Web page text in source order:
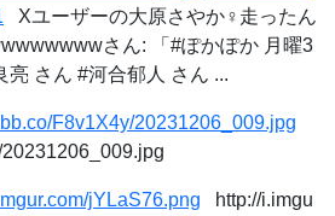
Xユーザーの大原さやか‍♀️走ったん
さん: 「#ぽかぽか 月曜3
さん #河合郁人 さん ...
F8v1X4y/20231206_009.jpg
jYLaS76.png http://i.imgu